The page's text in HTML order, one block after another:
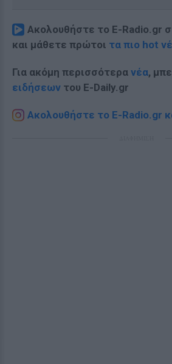
Ακολουθήστε το E-Radio.gr
και μάθετε πρώτοι τα πιο hot
Για ακόμη περισσότερα νέα,
ειδήσεων του E-Daily.gr
Ακολουθήστε το E-Radio.gr